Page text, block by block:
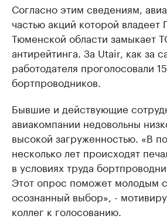
Согласно этим сведениям,
частью акций которой владеет
Тюменской области замыкает
антирейтинга. За Utair, как за
работодателя проголосовали
бортпроводников.
Бывшие и действующие
авиакомпании недовольны
высокой загруженностью. «В
несколько лет происходят
в условиях труда
Этот опрос поможет молодым
осознанный выбор», -
коллег к голосованию.